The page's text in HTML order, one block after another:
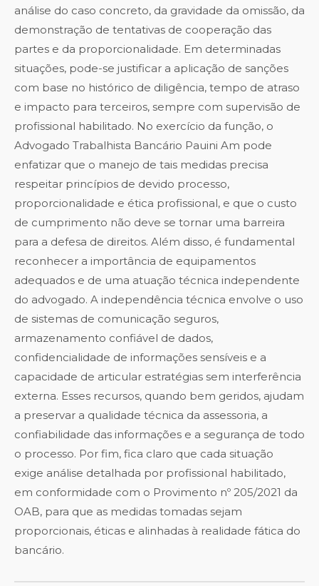
análise do caso concreto, da gravidade da omissão, da
demonstração de tentativas de cooperação das
partes e da proporcionalidade. Em determinadas
situações, pode-se justificar a aplicação de sanções
com base no histórico de diligência, tempo de atraso
e impacto para terceiros, sempre com supervisão de
profissional habilitado. No exercício da função, o
Advogado Trabalhista Bancário Pauini Am pode
enfatizar que o manejo de tais medidas precisa
respeitar princípios de devido processo,
proporcionalidade e ética profissional, e que o custo
de cumprimento não deve se tornar uma barreira
para a defesa de direitos. Além disso, é fundamental
reconhecer a importância de equipamentos
adequados e de uma atuação técnica independente
do advogado. A independência técnica envolve o uso
de sistemas de comunicação seguros,
armazenamento confiável de dados,
confidencialidade de informações sensíveis e a
capacidade de articular estratégias sem interferência
externa. Esses recursos, quando bem geridos, ajudam
a preservar a qualidade técnica da assessoria, a
confiabilidade das informações e a segurança de todo
o processo. Por fim, fica claro que cada situação
exige análise detalhada por profissional habilitado,
em conformidade com o Provimento nº 205/2021 da
OAB, para que as medidas tomadas sejam
proporcionais, éticas e alinhadas à realidade fática do
bancário.